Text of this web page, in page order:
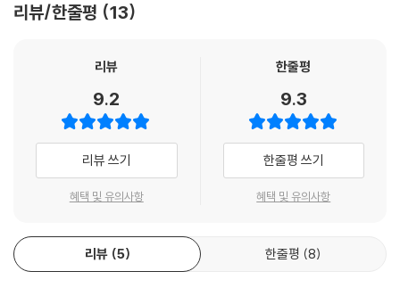
인생이 내게 자주 그러한 것처럼
또 그 옆에는 버려진 종이를 주워다 파는 사람이 있지
종이로 공을 만들어 차는 아이들이 있고
그 공 때문에 산산이 조각나는 어느 가난한 집의 창문이 있다
--- 「미래의 책」 중에서
우리는 공원에 간다
우리는 곁에 있는 서로를 너무나 소중히 여기고
이곳의 이웃들은 밤잠이 없는 것 같아, 3부 코를 고는 사람을 코만 남은 것
라고 다 같은 생명이 아니고, 인간이라고 다 같은 인간이 아니며, 여성이라
고 치열하고 올곧게 쓰는 그다. 이소연·이서하 시인, 전영규 평론가와 함께
창작동인 ‘켬’을 꾸렸으며 ‘켬’에서는 에코페미니즘을 기조 삼아 입장료 대
신 쓰레기를 받아 진행한 ‘쓰레기 낭독회’ 등을 통해 독자와 함께 새로운 방
식의 시 쓰기, 시 읽기 활동을 이어가고 있다.
한 듯 다른 2음절 단어 둘과 그 연결이 주민현 시인의 시세계를 잘 드러낸
다. ‘킬트’는 스코틀랜드의 남성이 전통적으로 착용하는 치마이며, ‘퀼트’는
천과 천 사이에 심이나 솜을 넣고 기워 무늬를 두드러지게 하는 기법 혹은
리뷰/한줄평 13
리뷰
9.2
리뷰 쓰기
혜택 및 유의사항
한줄평
9.3
한줄평 쓰기
혜택 및 유의사항
리뷰 5 한줄평 8